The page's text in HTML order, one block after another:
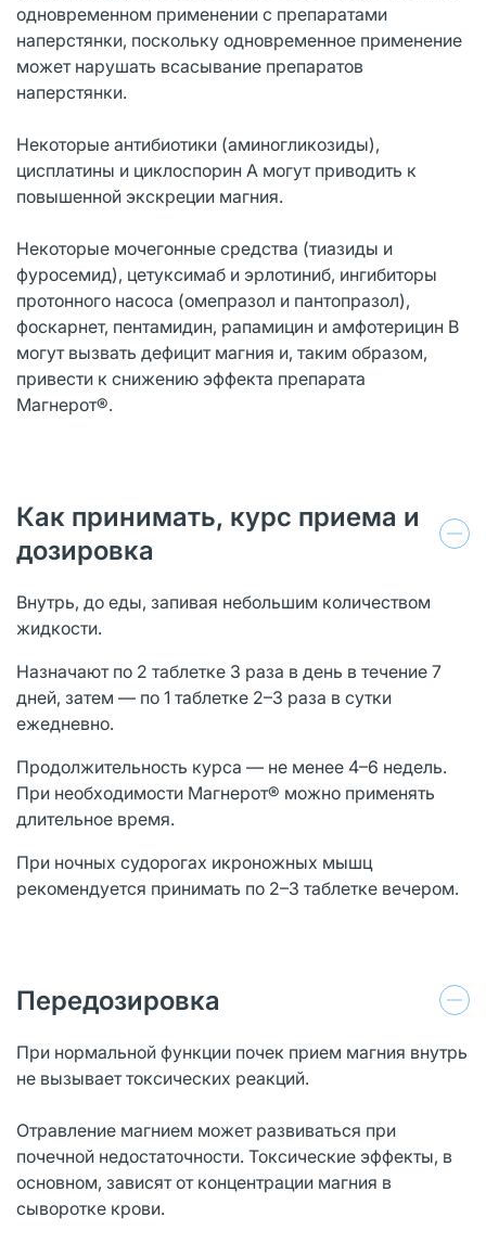
одновременном применении с препаратами
наперстянки, поскольку одновременное применение
может нарушать всасывание препаратов
наперстянки.
Некоторые антибиотики (аминогликозиды),
цисплатины и циклоспорин А могут приводить к
повышенной экскреции магния.
Некоторые мочегонные средства (тиазиды и
фуросемид), цетуксимаб и эрлотиниб, ингибиторы
протонного насоса (омепразол и пантопразол),
фоскарнет, пентамидин, рапамицин и амфотерицин В
могут вызвать дефицит магния и, таким образом,
привести к снижению эффекта препарата
Магнерот®.
Как принимать, курс приема и
дозировка
Внутрь, до еды, запивая небольшим количеством
жидкости.
Назначают по 2 таблетке 3 раза в день в течение 7
дней, затем — по 1 таблетке 2–3 раза в сутки
ежедневно.
Продолжительность курса — не менее 4–6 недель.
При необходимости Магнерот® можно применять
длительное время.
При ночных судорогах икроножных мышц
рекомендуется принимать по 2–3 таблетке вечером.
Передозировка
При нормальной функции почек прием магния внутрь
не вызывает токсических реакций.
Отравление магнием может развиваться при
почечной недостаточности. Токсические эффекты, в
основном, зависят от концентрации магния в
сыворотке крови.